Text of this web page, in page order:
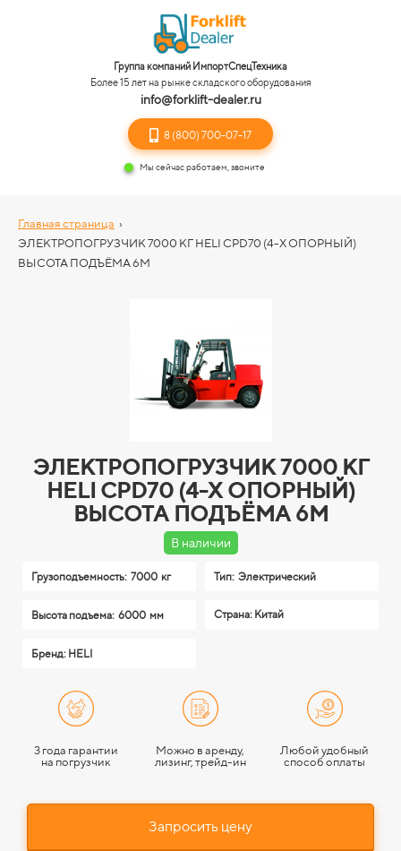
Группа компаний ИмпортСпецТехника
Более 15 лет на рынке складского оборудования
info@forklift-dealer.ru
8 (800) 700-07-17
Мы сейчас работаем, звоните
Главная страница ›
ЭЛЕКТРОПОГРУЗЧИК 7000 КГ HELI CPD70 (4-Х ОПОРНЫЙ)
ВЫСОТА ПОДЪЁМА 6М
ЭЛЕКТРОПОГРУЗЧИК 7000 КГ
HELI CPD70 (4-Х ОПОРНЫЙ)
ВЫСОТА ПОДЪЁМА 6М
В наличии
Грузоподъемность: 7000 кг Тип: Электрический
Высота подъема: 6000 мм Страна: Китай
Бренд: HELI
3 года гарантии
на погрузчик
Можно в аренду,
лизинг, трейд-ин
Любой удобный
способ оплаты
Запросить цену